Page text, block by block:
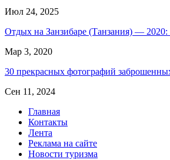
Июл 24, 2025
Отдых на Занзибаре (Танзания) —
Мар 3, 2020
30 прекрасных фотографий
Сен 11, 2024
Главная
Контакты
Лента
Реклама на сайте
Новости туризма